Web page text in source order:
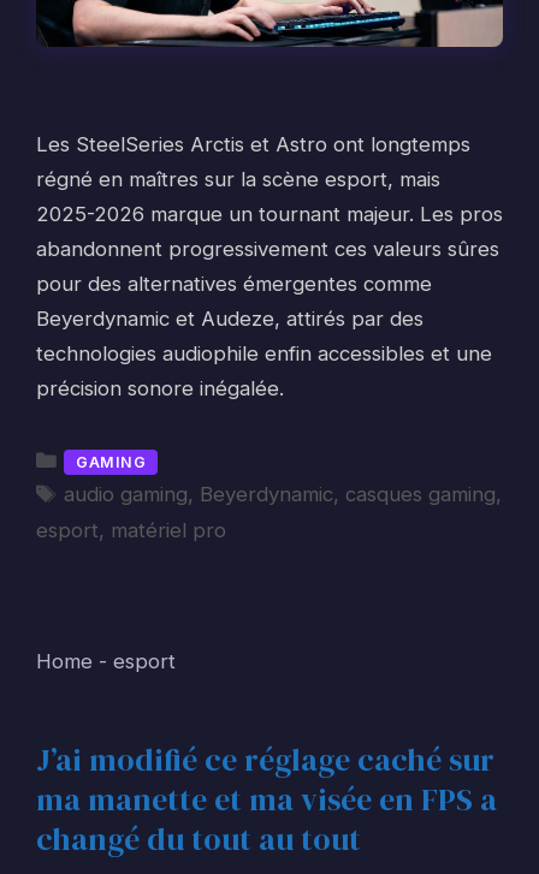
Les SteelSeries Arctis et Astro ont longtemps
régné en maîtres sur la scène esport, mais
2025-2026 marque un tournant majeur. Les pros
abandonnent progressivement ces valeurs sûres
pour des alternatives émergentes comme
Beyerdynamic et Audeze, attirés par des
technologies audiophile enfin accessibles et une
précision sonore inégalée.
Catégories
GAMING
Étiquettes
audio gaming, Beyerdynamic, casques gaming,
esport, matériel pro
Home - esport
J’ai modifié ce réglage caché sur
ma manette et ma visée en FPS a
changé du tout au tout